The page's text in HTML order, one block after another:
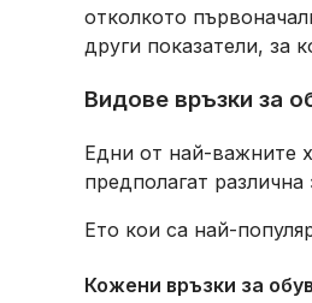
отколкото
други показатели, за
Видове връзки за
Едни от най-важните
предполагат различна
Ето кои са най-
Кожени връзки за